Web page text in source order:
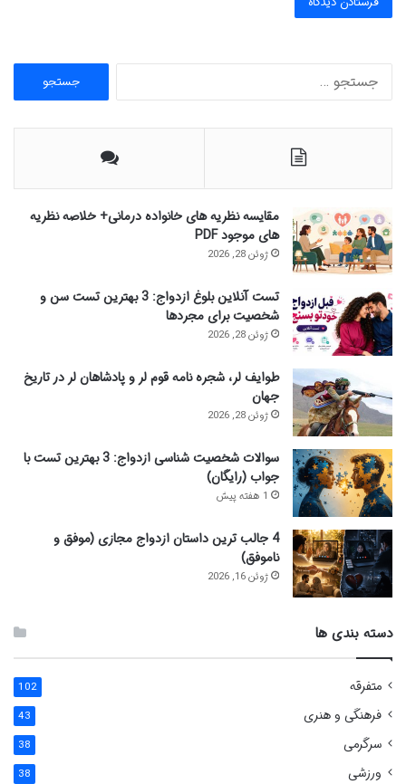
ج
و
ب
ر
ی
مقایسه نظریه های خانواده درمانی+ خلاصه نظریه
های موجود PDF
ژوئن 28, 2026
تست آنلاین بلوغ ازدواج: 3 بهترین تست سن و
شخصیت برای مجردها
ژوئن 28, 2026
طوایف لر، شجره نامه قوم لر و پادشاهان لر در تاریخ
جهان
ژوئن 28, 2026
سوالات شخصیت شناسی ازدواج: 3 بهترین تست با
جواب (رایگان)
1 هفته پیش
4 جالب ترین داستان ازدواج مجازی (موفق و
ناموفق)
ژوئن 16, 2026
دسته بندی ها
متفرقه 102
فرهنگی و هنری 43
سرگرمی 38
ورزشی 38